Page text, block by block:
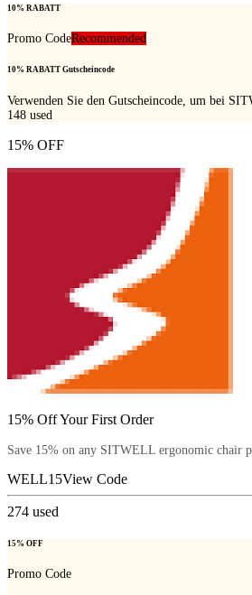
10% RABATT
Promo CodeRecommended
10% RABATT Gutscheincode
Verwenden Sie den Gutscheincode, um bei
148 used
15% OFF
15% Off Your First Order
Save 15% on any SITWELL ergonomic chair
WELL15View Code
274 used
15% OFF
Promo Code